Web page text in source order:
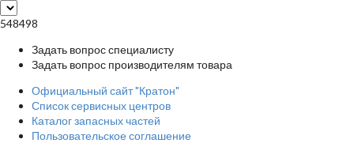
548498
Задать вопрос специалисту
Задать вопрос производителям товара
Официальный сайт "Кратон"
Список сервисных центров
Каталог запасных частей
Пользовательское соглашение